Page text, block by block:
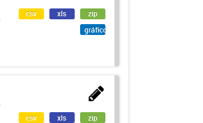
csv xls
zip
gráfico
csv xls zip